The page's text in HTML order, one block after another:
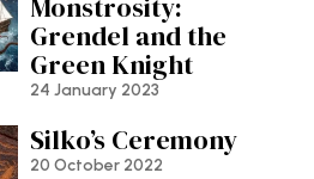
Monstrosity:
Grendel and the
Green Knight
24 January 2023
Silko’s Ceremony
20 October 2022